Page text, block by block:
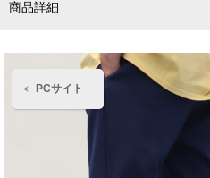
PCサイト
商品詳細